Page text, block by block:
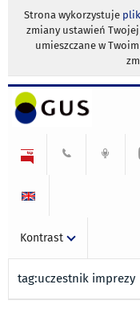
Strona wykorzystuje
zmiany ustawień
umieszczane w
Kontrast